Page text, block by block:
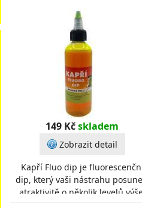
149 Kčskladem
Zobrazit detail
Kapří Fluo dip je
dip, který vaši nástrahu
atraktivitě o několik levelů
Díky své konzistenci se